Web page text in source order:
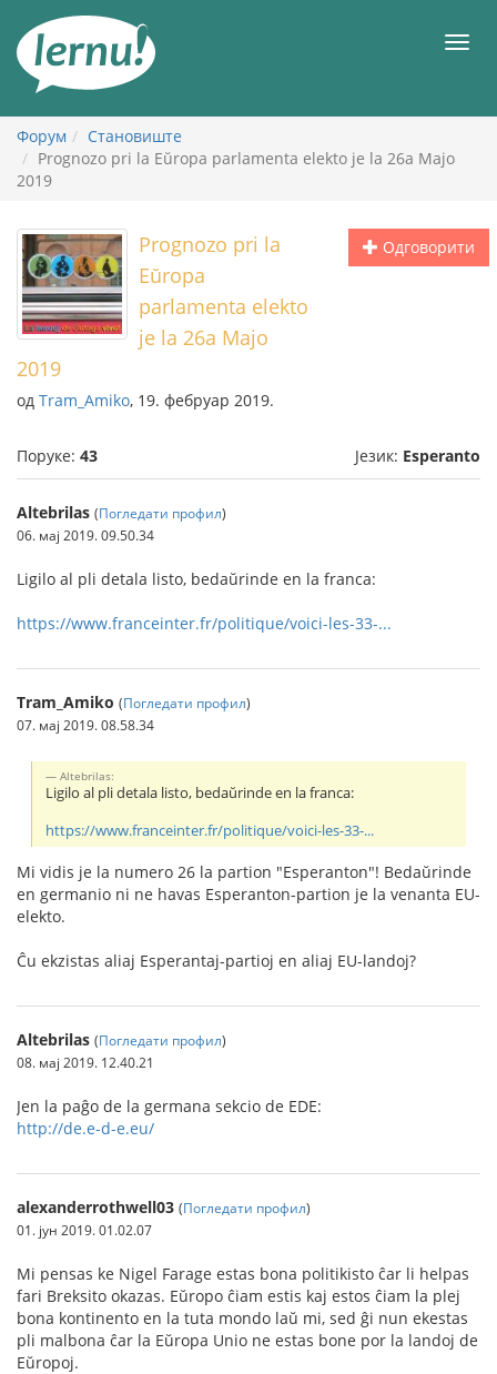
садржају
Форум
Становиште
Prognozo pri la Eŭropa parlamenta elekto je la 26a Majo
2019
Одговорити
Prognozo pri la
Eŭropa
parlamenta elekto
je la 26a Majo
2019
од Tram_Amiko, 19. фебруар 2019.
Поруке: 43 Језик: Esperanto
Altebrilas (Погледати профил)
06. мај 2019. 09.50.34
Ligilo al pli detala listo, bedaŭrinde en la franca:
https://www.franceinter.fr/politique/voici-les-33-...
Tram_Amiko (Погледати профил)
07. мај 2019. 08.58.34
Altebrilas:
Ligilo al pli detala listo, bedaŭrinde en la franca:
https://www.franceinter.fr/politique/voici-les-33-...
Mi vidis je la numero 26 la partion "Esperanton"! Bedaŭrinde
en germanio ni ne havas Esperanton-partion je la venanta EU-
elekto.
Ĉu ekzistas aliaj Esperantaj-partioj en aliaj EU-landoj?
Altebrilas (Погледати профил)
08. мај 2019. 12.40.21
Jen la paĝo de la germana sekcio de EDE:
http://de.e-d-e.eu/
alexanderrothwell03 (Погледати профил)
01. јун 2019. 01.02.07
Mi pensas ke Nigel Farage estas bona politikisto ĉar li helpas
fari Breksito okazas. Eŭropo ĉiam estis kaj estos ĉiam la plej
bona kontinento en la tuta mondo laŭ mi, sed ĝi nun ekestas
pli malbona ĉar la Eŭropa Unio ne estas bone por la landoj de
Eŭropoj.